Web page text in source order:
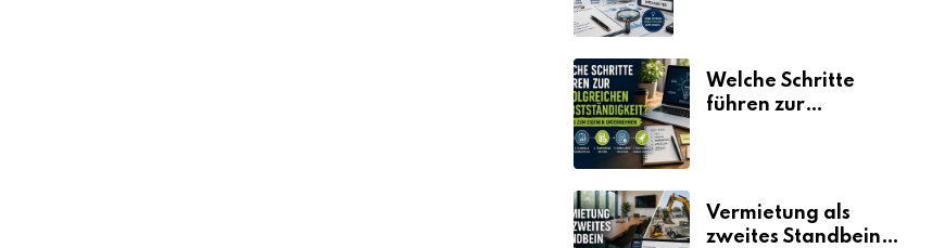
Welche Schritte
führen zur
Vermietung als
zweites Standbein: